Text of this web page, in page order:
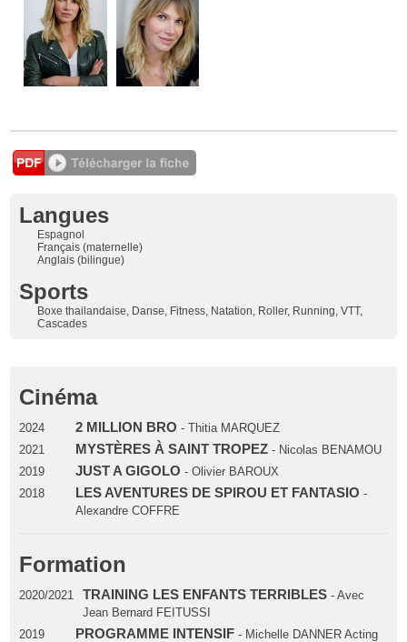
Langues
Espagnol
Français (maternelle)
Anglais (bilingue)
Sports
Boxe thailandaise, Danse, Fitness, Natation, Roller, Running, VTT,
Cascades
Cinéma
2024 2 MILLION BRO - Thitia MARQUEZ
2021
MYSTÈRES À SAINT TROPEZ- Nicolas BENAMOU
2019
JUST A GIGOLO - Olivier BAROUX
2018
LES AVENTURES DE SPIROU ET FANTASIO -
Alexandre COFFRE
Formation
2020/2021 TRAINING LES ENFANTS TERRIBLES - Avec
Jean Bernard FEITUSSI
2019
PROGRAMME INTENSIF- Michelle DANNER Acting